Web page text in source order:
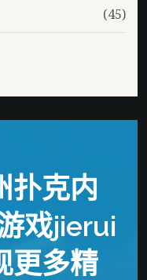
(45)
扑克内
戏jierui
更多精